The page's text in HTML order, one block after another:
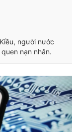
người nước
nạn nhân.